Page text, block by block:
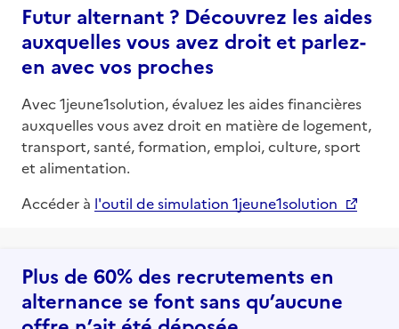
Futur alternant ? Découvrez les aides
auxquelles vous avez droit et parlez-
en avec vos proches
Avec 1jeune1solution, évaluez les aides financières
auxquelles vous avez droit en matière de logement,
transport, santé, formation, emploi, culture, sport
et alimentation.
Accéder à l'outil de simulation 1jeune1solution
Plus de 60% des recrutements en
alternance se font sans qu’aucune